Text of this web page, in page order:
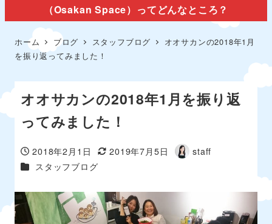
（Osakan Space）ってどんなところ？
ホーム ブログ スタッフブログ
オオサカンの2018年1月
を振り返ってみました！
オオサカンの2018年1月を振り返
ってみました！
投稿日
2018年2月1日
更新日
2019年7月5日
著
staff
カテゴリー
スタッフブログ